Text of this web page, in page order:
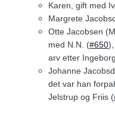
Karen, gift med
Margrete
Otte Jacobsen
med N.N. (#650
arv etter
Johanne
det var han
Jelstrup og Friis (